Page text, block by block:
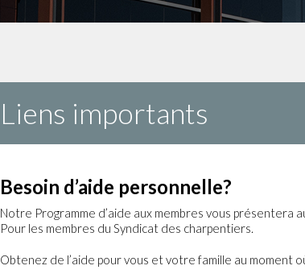
Liens importants
Besoin d’aide personnelle?
Notre Programme d’aide aux membres vous présentera
Pour les membres du Syndicat des charpentiers.
Obtenez de l’aide pour vous et votre famille au moment